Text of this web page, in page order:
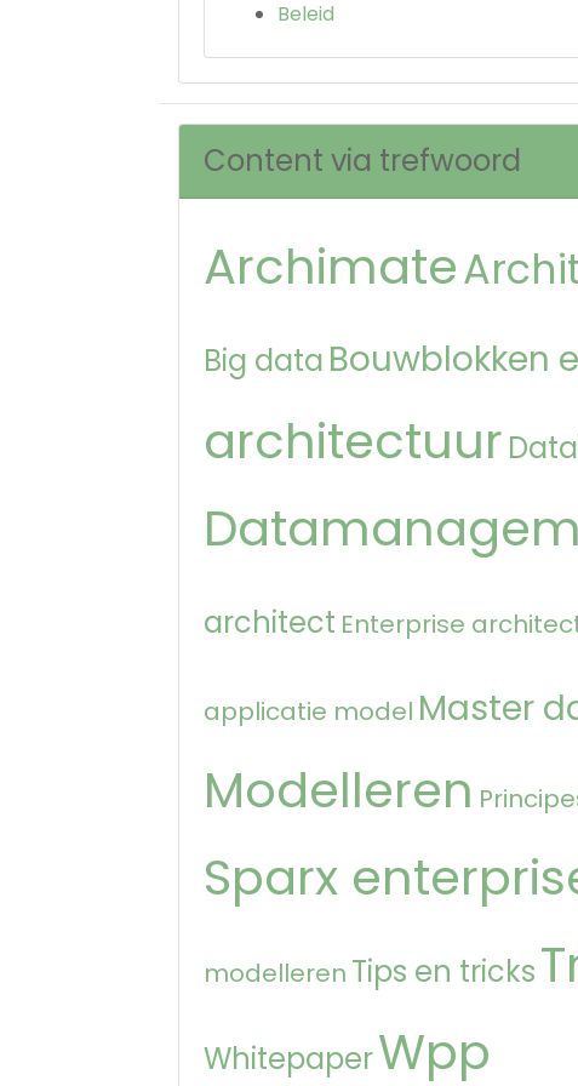
Beleid
Content via trefwoord
Archimate
Big data Bouwblokken
architectuur
architect Enterprise
applicatie model Master
Modelleren
Sparx
modelleren Tips en tricks
WhitepaperWpp